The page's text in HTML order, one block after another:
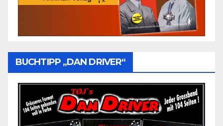
BUCHTIPP „DAN DRIVER“